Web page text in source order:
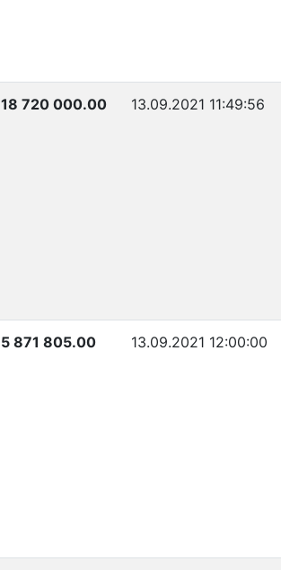
18 720 000.00 13.09.2021 11:49:56
5 871 805.00 13.09.2021 12:00:00